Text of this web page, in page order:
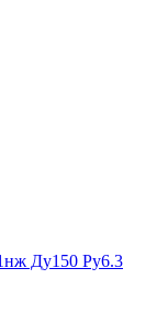
Ду150 Ру6.3